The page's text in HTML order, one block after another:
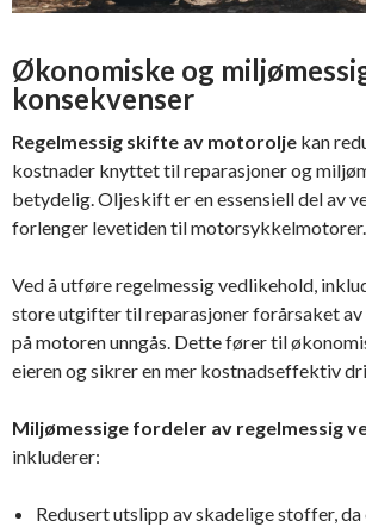
Økonomiske og
konsekvenser
Regelmessig skifte av motorolje kan
kostnader knyttet til reparasjoner og
betydelig. Oljeskift er en essensiell del av
forlenger levetiden til motorsykkelmotorer.
Ved å utføre regelmessig vedlikehold,
store utgifter til reparasjoner forårsaket av
på motoren unngås. Dette fører til
eieren og sikrer en mer kostnadseffektiv
Miljømessige fordeler av regelmessig
inkluderer:
Redusert utslipp av skadelige stoffer, da